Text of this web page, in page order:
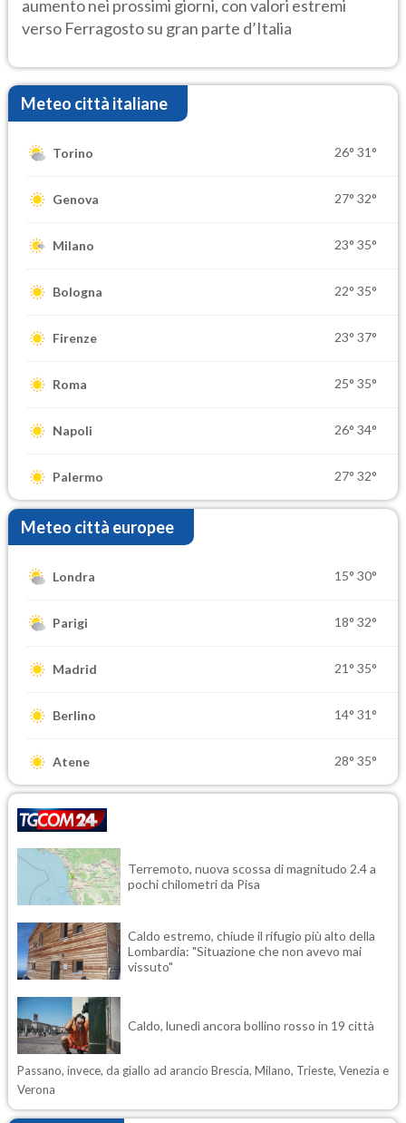
aumento nei prossimi giorni, con valori estremi
verso Ferragosto su gran parte d’Italia
Meteo città italiane
Torino 26° 31°
Genova 27° 32°
Milano 23° 35°
Bologna 22° 35°
Firenze 23° 37°
Roma 25° 35°
Napoli 26° 34°
Palermo 27° 32°
Meteo città europee
Londra 15° 30°
Parigi 18° 32°
Madrid 21° 35°
Berlino 14° 31°
Atene 28° 35°
Terremoto, nuova scossa di magnitudo 2.4 a
pochi chilometri da Pisa
Caldo estremo, chiude il rifugio più alto della
Lombardia: "Situazione che non avevo mai
vissuto"
Caldo, lunedì ancora bollino rosso in 19 città
Passano, invece, da giallo ad arancio Brescia, Milano, Trieste, Venezia e
Verona